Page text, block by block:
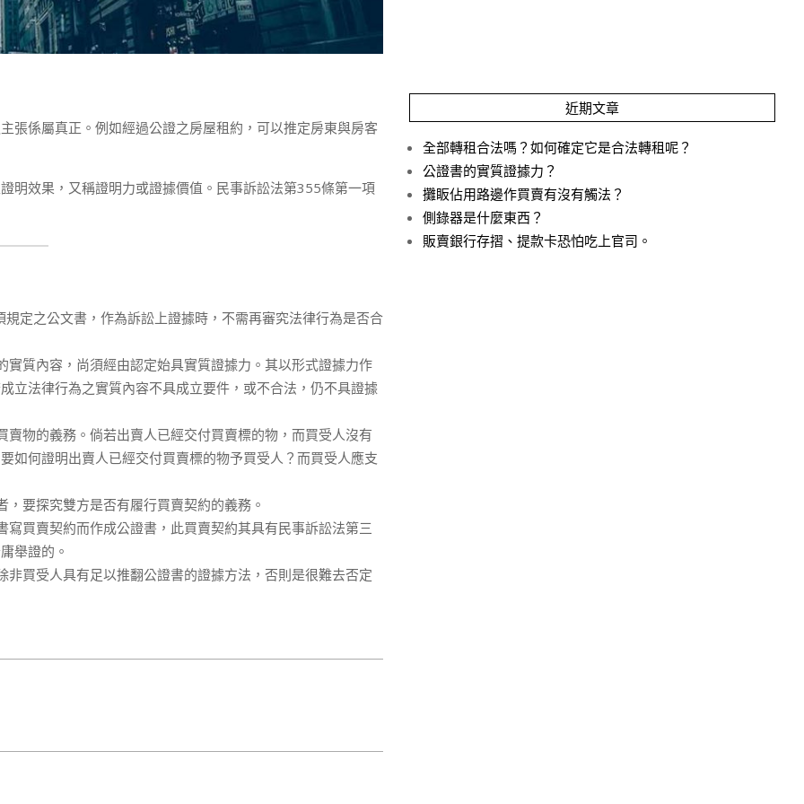
係屬真正。例如經過公證之房屋租約，可以推定房東與房客
效果，又稱證明力或證據價值。民事訴訟法第355條第一項
定之公文書，作為訴訟上證據時，不需再審究法律行為是否合
質內容，尚須經由認定始具實質證據力。其以形式證據力作
立法律行為之實質內容不具成立要件，或不合法，仍不具證據
物的義務。倘若出賣人已經交付買賣標的物，而買受人沒有
如何證明出賣人已經交付買賣標的物予買受人？而買受人應支
要探究雙方是否有履行買賣契約的義務。
買賣契約而作成公證書，此買賣契約其具有民事訴訟法第三
舉證的。
買受人具有足以推翻公證書的證據方法，否則是很難去否定
近期文章
全部轉租合法嗎？如何確定它是合法轉租呢？
公證書的實質證據力？
攤眅佔用路邊作買賣有沒有觸法？
側錄器是什麼東西？
販賣銀行存摺、提款卡恐怕吃上官司。